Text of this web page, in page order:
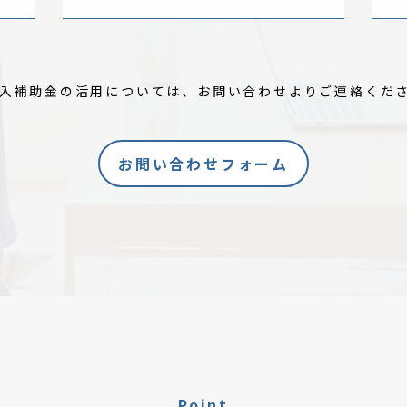
補助金の活用については、お問い合わせよりご連絡くだ
お問い合わせフォーム